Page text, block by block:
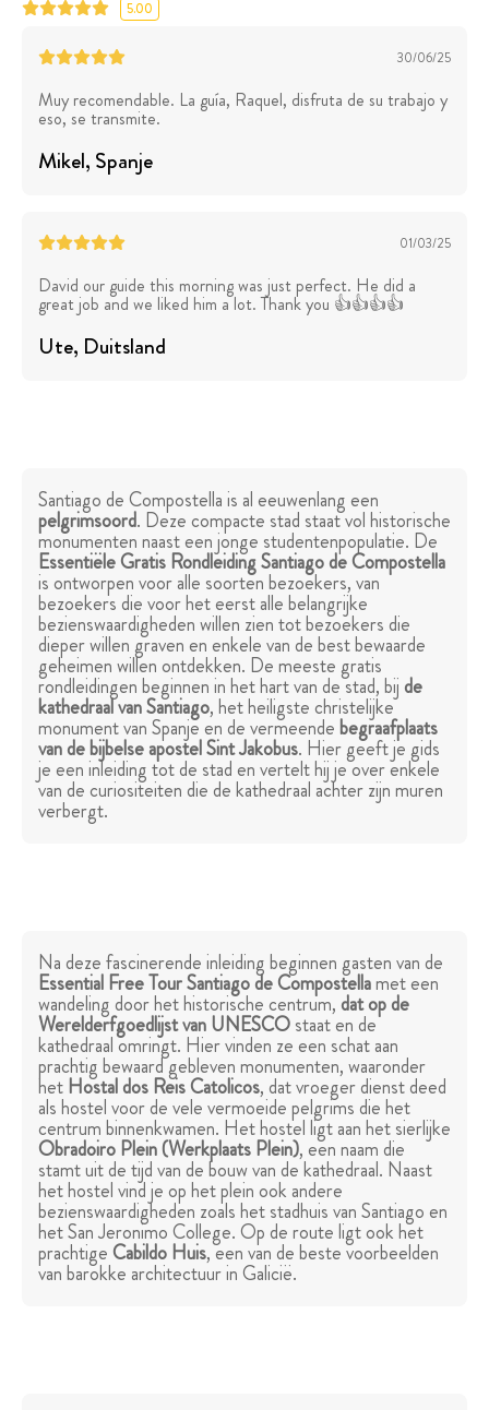
5.00
30/06/25
Muy recomendable. La guía, Raquel, disfruta de su trabajo y
eso, se transmite.
Mikel, Spanje
01/03/25
David our guide this morning was just perfect. He did a
great job and we liked him a lot. Thank you 👍👍👍👍
Ute, Duitsland
Santiago de Compostella is al eeuwenlang een
pelgrimsoord. Deze compacte stad staat vol historische
monumenten naast een jonge studentenpopulatie. De
Essentiële Gratis Rondleiding Santiago de Compostella
is ontworpen voor alle soorten bezoekers, van
bezoekers die voor het eerst alle belangrijke
bezienswaardigheden willen zien tot bezoekers die
dieper willen graven en enkele van de best bewaarde
geheimen willen ontdekken. De meeste gratis
rondleidingen beginnen in het hart van de stad, bijde
kathedraal van Santiago, het heiligste christelijke
monument van Spanje en de vermeendebegraafplaats
van de bijbelse apostel Sint Jakobus. Hier geeft je gids
je een inleiding tot de stad en vertelt hij je over enkele
van de curiositeiten die de kathedraal achter zijn muren
verbergt.
Na deze fascinerende inleiding beginnen gasten van de
Essential Free Tour Santiago de Compostellamet een
wandeling door het historische centrum,dat op de
Werelderfgoedlijst van UNESCOstaat en de
kathedraal omringt. Hier vinden ze een schat aan
prachtig bewaard gebleven monumenten, waaronder
hetHostal dos Reis Catolicos, dat vroeger dienst deed
als hostel voor de vele vermoeide pelgrims die het
centrum binnenkwamen. Het hostel ligt aan het sierlijke
Obradoiro Plein (Werkplaats Plein), een naam die
stamt uit de tijd van de bouw van de kathedraal. Naast
het hostel vind je op het plein ook andere
bezienswaardigheden zoals het stadhuis van Santiago en
het San Jeronimo College. Op de route ligt ook het
prachtigeCabildo Huis, een van de beste voorbeelden
van barokke architectuur in Galicië.